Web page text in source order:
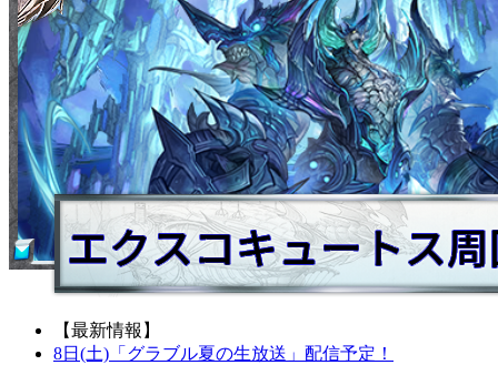
【最新情報】
8日(土)「グラブル夏の生放送」配信予定！